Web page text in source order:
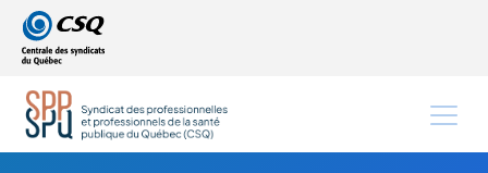
Passer
au
menu
principal
Passer
au
contenu